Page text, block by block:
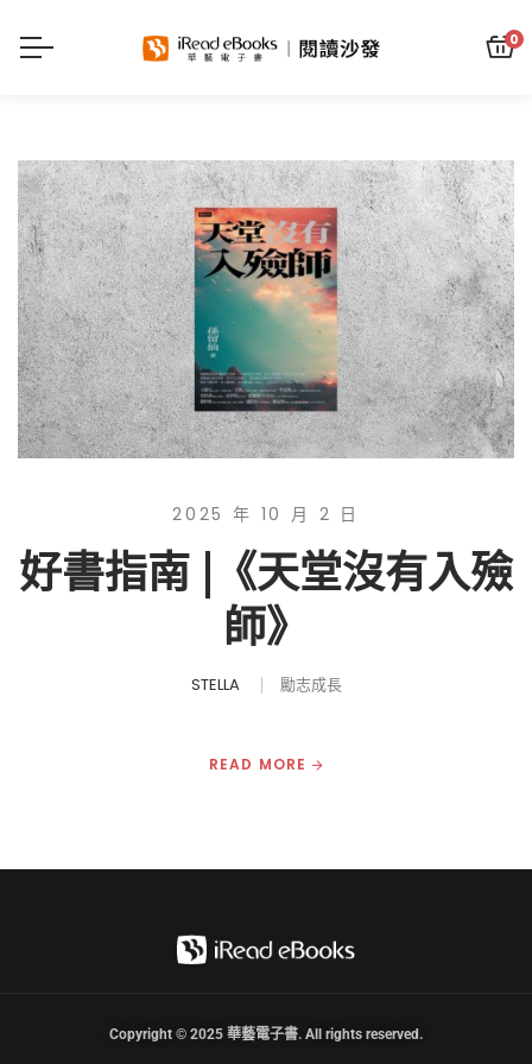
0
2025 年 10 月 2 日
好書指南 |《天堂沒有入殮
師》
STELLA 勵志成長
READ MORE
Copyright © 2025 華藝電子書. All rights reserved.